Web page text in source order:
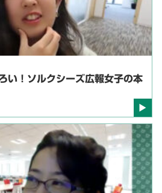
い！ソルクシーズ広報女子の本